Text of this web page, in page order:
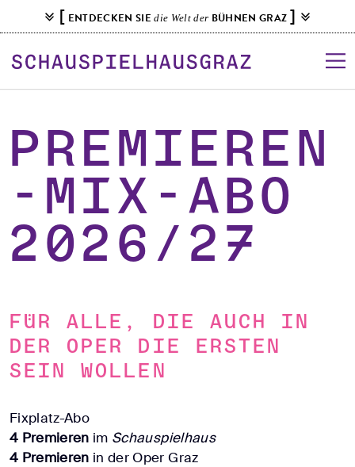
k
p
t
c
n
n
[ ENTDECKEN SIEdie Welt der BÜHNEN GRAZ ]
Premieren
-Mix-Abo
2026/27
Für alle, die auch in
der Oper die ersten
sein wollen
Fixplatz-Abo
4 Premieren im Schauspielhaus
4 Premieren in der Oper Graz